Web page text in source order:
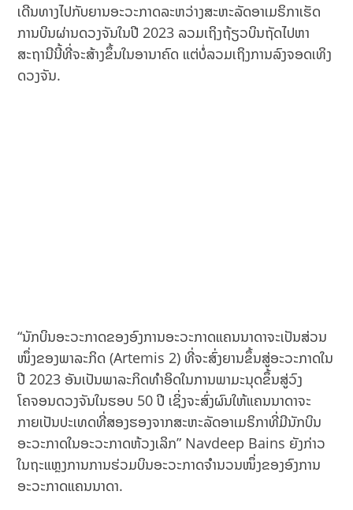
ເດີນທາງໄປກັບຍານອະວະກາດລະຫວ່າງສະຫະລັດອາເມຣິກາເຮັດ
ການບິນຜ່ານດວງຈັນໃນປີ 2023 ລວມເຖິງຖ້ຽວບິນຖັດໄປຫາ
ສະຖານີນີ້ທີ່ຈະສ້າງຂຶ້ນໃນອານາຄົດ ແຕ່ບໍ່ລວມເຖິງການລົງຈອດເທິງ
ດວງຈັນ.
“ນັກບິນອະວະກາດຂອງອົງການອະວະກາດແຄນນາດາຈະເປັນສ່ວນ
ໜຶ່ງຂອງພາລະກິດ (Artemis 2) ທີ່ຈະສົ່ງຍານຂຶ້ນສູ່ອະວະກາດໃນ
ປີ 2023 ອັນເປັນພາລະກິດທຳອິດໃນການພາມະນຸດຂຶ້ນສູ່ວົງ
ໂຄຈອນດວງຈັນໃນຮອບ 50 ປີ ເຊິ່ງຈະສົ່ງຜົນໃຫ້ແຄນນາດາຈະ
ກາຍເປັນປະເທດທີ່ສອງຮອງຈາກສະຫະລັດອາເມຣິກາທີ່ມີນັກບິນ
ອະວະກາດໃນອະວະກາດຫ້ວງເລິກ” Navdeep Bains ຍັງກ່າວ
ໃນຖະແຫຼງການການຮ່ວມບິນອະວະກາດຈຳນວນໜຶ່ງຂອງອົງການ
ອະວະກາດແຄນນາດາ.